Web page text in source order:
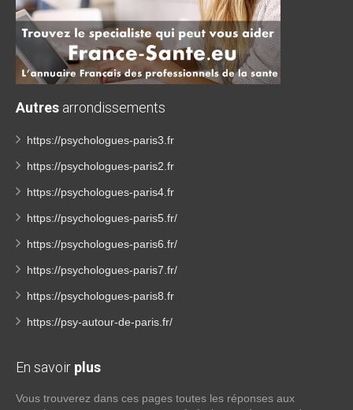
Autres arrondissements
https://psychologues-paris3.fr
https://psychologues-paris2.fr
https://psychologues-paris4.fr
https://psychologues-paris5.fr/
https://psychologues-paris6.fr/
https://psychologues-paris7.fr/
https://psychologues-paris8.fr
https://psy-autour-de-paris.fr/
En savoir plus
Vous trouverez dans ces pages toutes les réponses aux